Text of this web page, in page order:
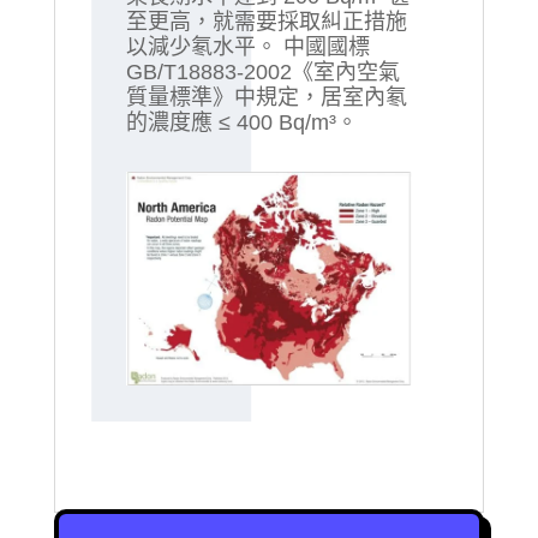
至更高，就需要採取糾正措施
以減少氡水平。 中國國標
GB/T18883-2002《室內空氣
質量標準》中規定，居室內氡
的濃度應 ≤ 400 Bq/m³。